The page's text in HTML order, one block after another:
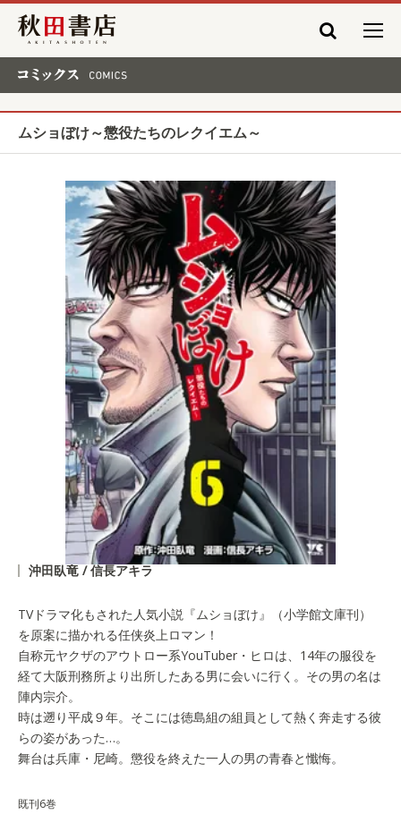
秋田書店
ムショぼけ～懲役たちのレクイエム～
沖田臥竜 / 信長アキラ
TVドラマ化もされた人気小説『ムショぼけ』（小学館文庫刊）
を原案に描かれる任侠炎上ロマン！
自称元ヤクザのアウトロー系YouTuber・ヒロは、14年の服役を
経て大阪刑務所より出所したある男に会いに行く。その男の名は
陣内宗介。
時は遡り平成９年。そこには徳島組の組員として熱く奔走する彼
らの姿があった…。
舞台は兵庫・尼崎。懲役を終えた一人の男の青春と懺悔。
既刊6巻